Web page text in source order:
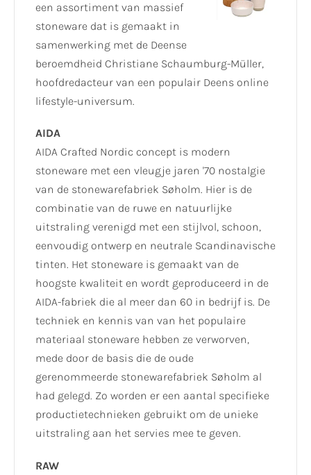
een assortiment van massief
stoneware dat is gemaakt in
samenwerking met de Deense
beroemdheid Christiane Schaumburg-Müller,
hoofdredacteur van een populair Deens online
lifestyle-universum.
AIDA
AIDA Crafted Nordic concept is modern
stoneware met een vleugje jaren '70 nostalgie
van de stonewarefabriek Søholm. Hier is de
combinatie van de ruwe en natuurlijke
uitstraling verenigd met een stijlvol, schoon,
eenvoudig ontwerp en neutrale Scandinavische
tinten. Het stoneware is gemaakt van de
hoogste kwaliteit en wordt geproduceerd in de
AIDA-fabriek die al meer dan 60 in bedrijf is. De
techniek en kennis van van het populaire
materiaal stoneware hebben ze verworven,
mede door de basis die de oude
gerenommeerde stonewarefabriek Søholm al
had gelegd. Zo worden er een aantal specifieke
productietechnieken gebruikt om de unieke
uitstraling aan het servies mee te geven.
RAW